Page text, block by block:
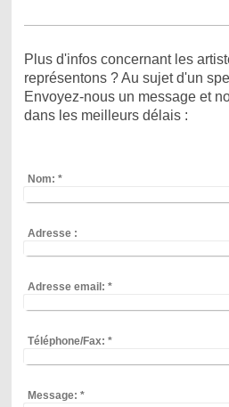
Plus d'infos concernant les
représentons ? Au sujet d'un
Envoyez-nous un message et
dans les meilleurs délais :
Nom: *
Adresse :
Adresse email: *
Téléphone/Fax: *
Message: *